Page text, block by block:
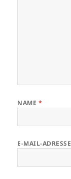
NAME *
E-MAIL-ADRESSE